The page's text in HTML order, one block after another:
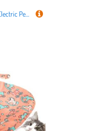
Sleek Dog Shampoo Foamer, Electric Pet Shampoo Spender, Automatic Foam Machine, Cat and Dog Spray, Decorative Bath Supplies for Indoor, Outdoor, Present, 8x25cm, Blue, White